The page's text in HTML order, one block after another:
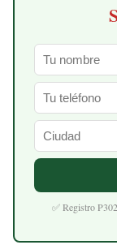
✅ Registro